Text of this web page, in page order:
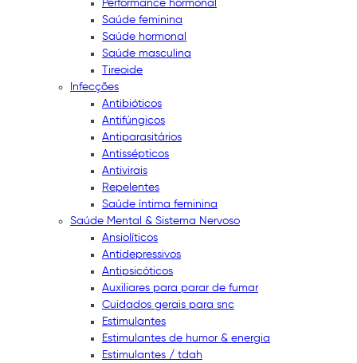
Performance hormonal
Saúde feminina
Saúde hormonal
Saúde masculina
Tireoide
Infecções
Antibióticos
Antifúngicos
Antiparasitários
Antissépticos
Antivirais
Repelentes
Saúde íntima feminina
Saúde Mental & Sistema Nervoso
Ansiolíticos
Antidepressivos
Antipsicóticos
Auxiliares para parar de fumar
Cuidados gerais para snc
Estimulantes
Estimulantes de humor & energia
Estimulantes / tdah